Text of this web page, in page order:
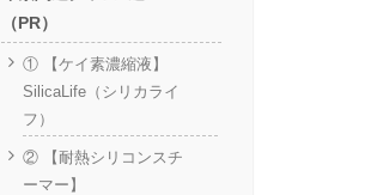
（PR）
① 【ケイ素濃縮液】
SilicaLife（シリカライ
フ）
② 【耐熱シリコンスチ
ーマー】